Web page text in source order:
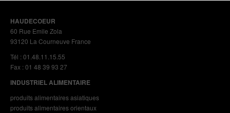
HAUDECOEUR
60 Rue Emile Zola
93120 La Courneuve France
Tél : 01.48.11.15.55
Fax : 01 48 39 93 27
INDUSTRIEL ALIMENTAIRE
produits alimentaires asiatiques
produits alimentaires orientaux